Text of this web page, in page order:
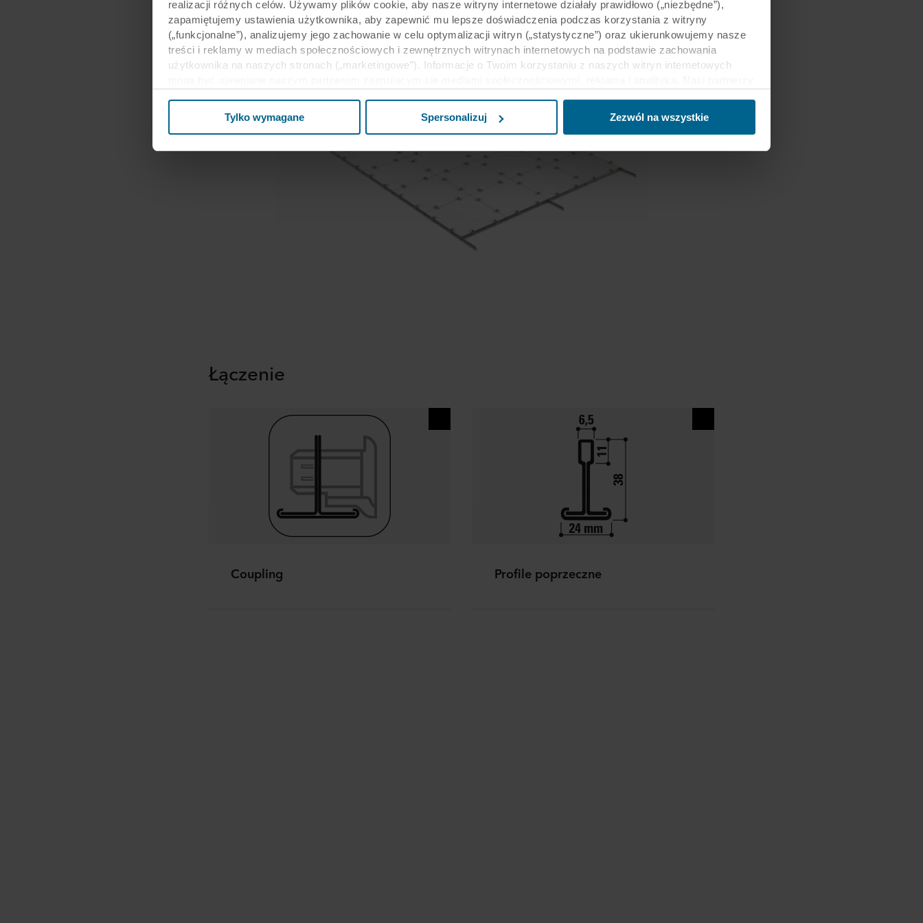
realizacji różnych celów. Używamy plików cookie, aby nasze witryny internetowe działały prawidłowo („niezbędne”),
zapamiętujemy ustawienia użytkownika, aby zapewnić mu lepsze doświadczenia podczas korzystania z witryny
(„funkcjonalne”), analizujemy jego zachowanie w celu optymalizacji witryn („statystyczne”) oraz ukierunkowujemy nasze
treści i reklamy w mediach społecznościowych i zewnętrznych witrynach internetowych na podstawie zachowania
użytkownika na naszych stronach („marketingowe”). Informacje o Twoim korzystaniu z naszych witryn internetowych
ramach korzystania z ich usług. Partner może mieć siedzibę w niezabezpieczonych krajach trzecich, między innymi w
Stanach Zjednoczonych, a akceptując pliki cookie przyjmujesz do wiadomości takie przesyłanie danych oraz fakt, że
Poniżej można znaleźć więcej informacji na temat celów gromadzenia informacji, ogólne opisy gromadzonych informacji,
kto ustanawia poszczególne pliki cookie, linki do polityki prywatności naszych potencjalnych partnerów oraz czas
przechowywania każdego pliku cookie na urządzeniach końcowych. To Ty decydujesz, w jakich celach nasze witryny
internetowe mogą wykorzystywać pliki cookie, a tym samym przetwarzać informacje o Tobie za pośrednictwem plików
Tylko wymagane Spersonalizuj Zezwól na wszystkie
Łączenie
Coupling Profile poprzeczne